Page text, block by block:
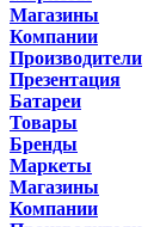
Магазины
Компании
Производители
Презентация
Батареи
Товары
Бренды
Маркеты
Магазины
Компании